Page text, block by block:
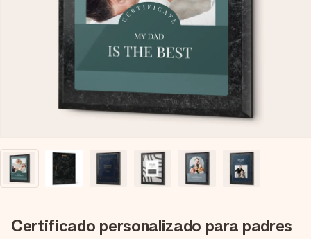
Crea algo único en pocos pasos – con su nombre, tu foto o
un mensaje que llegue al corazón. Sin complicaciones, solo
todo el amor para el momento.
Certificado personalizado para padres